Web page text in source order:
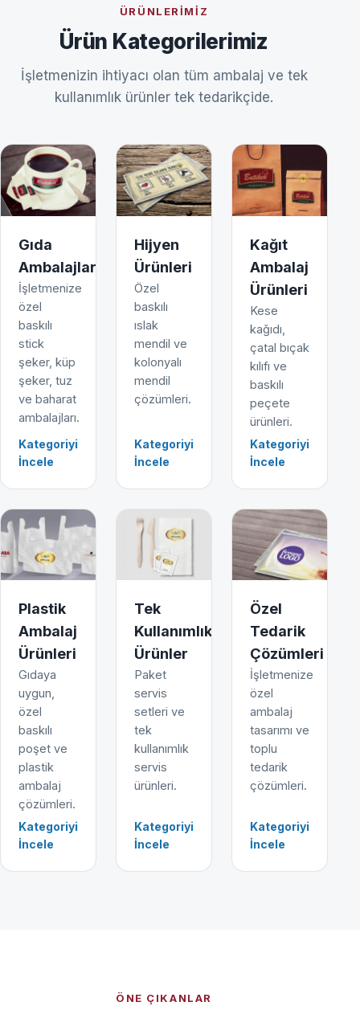
ÜRÜNLERIMIZ
Ürün Kategorilerimiz
İşletmenizin ihtiyacı olan tüm ambalaj ve tek
kullanımlık ürünler tek tedarikçide.
Gıda
Ambalajları
İşletmenize
özel
baskılı
stick
şeker, küp
şeker, tuz
ve baharat
ambalajları.
Kategoriyi
İncele
Hijyen
Ürünleri
Özel
baskılı
ıslak
mendil ve
kolonyalı
mendil
çözümleri.
Kategoriyi
İncele
Kağıt
Ambalaj
Ürünleri
Kese
kağıdı,
çatal bıçak
kılıfı ve
baskılı
peçete
ürünleri.
Kategoriyi
İncele
Plastik
Ambalaj
Ürünleri
Gıdaya
uygun,
özel
baskılı
poşet ve
plastik
ambalaj
çözümleri.
Kategoriyi
İncele
Tek
Kullanımlık
Ürünler
Paket
servis
setleri ve
tek
kullanımlık
servis
ürünleri.
Kategoriyi
İncele
Özel
Tedarik
Çözümleri
İşletmenize
özel
ambalaj
tasarımı ve
toplu
tedarik
çözümleri.
Kategoriyi
İncele
ÖNE ÇIKANLAR